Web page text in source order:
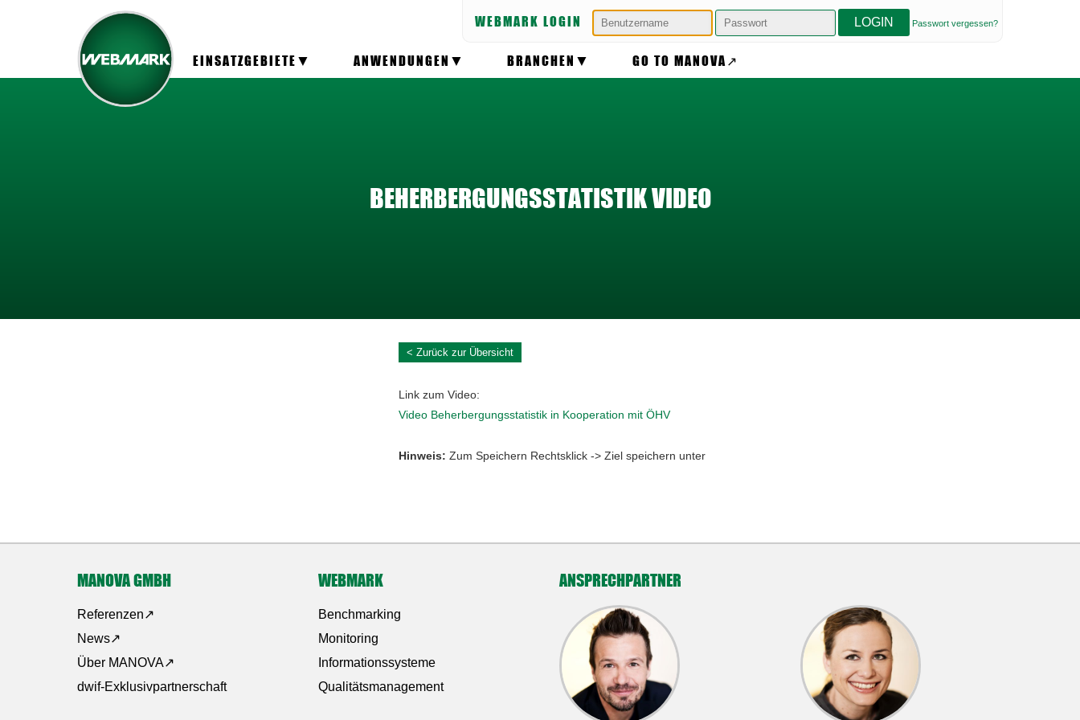
WEBMARK LOGIN Passwort vergessen?
EINSATZGEBIETE ANWENDUNGEN BRANCHEN GO TO MANOVA
BEHERBERGUNGSSTATISTIK VIDEO
< Zurück zur Übersicht
Link zum Video:
Video Beherbergungsstatistik in Kooperation mit ÖHV
Hinweis: Zum Speichern Rechtsklick -> Ziel speichern unter
MANOVA GMBH
Referenzen
News
Über MANOVA
dwif-Exklusivpartnerschaft
WEBMARK
Benchmarking
Monitoring
Informationssysteme
Qualitätsmanagement
ANSPRECHPARTNER